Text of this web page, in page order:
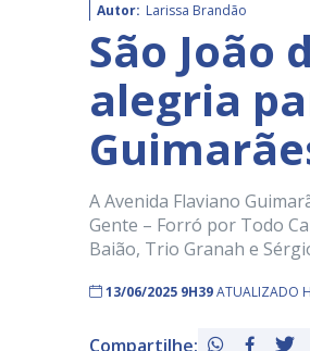
Autor: Larissa Brandão
São João
alegria
A Avenida Flaviano
Gente – Forró por Todo
Baião, Trio Granah e
13/06/2025 9H39ATUALIZADO
Compartilhe: